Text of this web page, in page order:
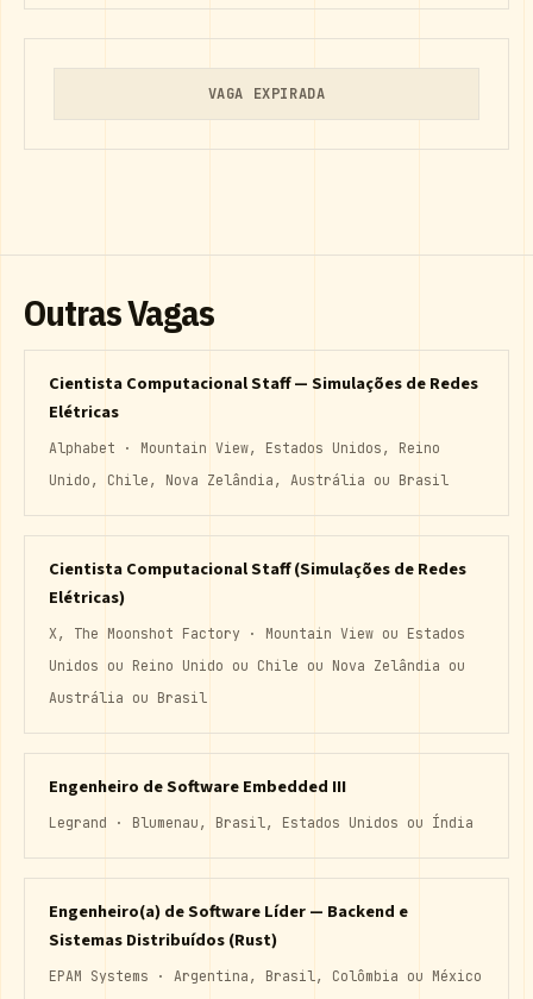
VAGA EXPIRADA
Outras Vagas
Cientista Computacional Staff — Simulações de Redes
Elétricas
Alphabet · Mountain View, Estados Unidos, Reino
Unido, Chile, Nova Zelândia, Austrália ou Brasil
Cientista Computacional Staff (Simulações de Redes
Elétricas)
X, The Moonshot Factory · Mountain View ou Estados
Unidos ou Reino Unido ou Chile ou Nova Zelândia ou
Austrália ou Brasil
Engenheiro de Software Embedded III
Legrand · Blumenau, Brasil, Estados Unidos ou Índia
Engenheiro(a) de Software Líder — Backend e
Sistemas Distribuídos (Rust)
EPAM Systems · Argentina, Brasil, Colômbia ou México